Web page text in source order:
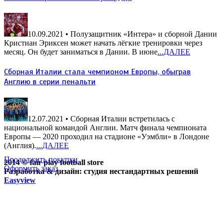
Продолжить покупки
Оформить заказ
10.09.2021 • Полузащитник «Интера» и сборной Дании
Кристиан Эриксен может начать лёгкие тренировки через
месяц. Он будет заниматься в Дании. В июне...ДАЛЕЕ
Сборная Италии стала чемпионом Европы, обыграв
Англию в серии пенальти
12.07.2021 • Сборная Италии встретилась с
национальной командой Англии. Матч финала чемпионата
Европы — 2020 проходил на стадионе «Уэмбли» в Лондоне
(Англия)....ДАЛЕЕ
2014 © fair play football store
Разработка & дизайн: студия нестандартных решений
Easyview